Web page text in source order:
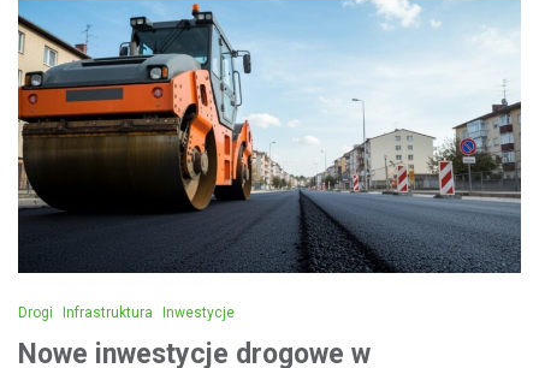
Drogi Infrastruktura Inwestycje
Nowe inwestycje drogowe w